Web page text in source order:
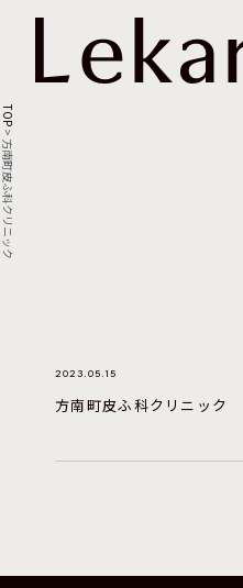
TOP
>
方南町皮ふ科クリニック
2023.05.15
方南町皮ふ科クリニック